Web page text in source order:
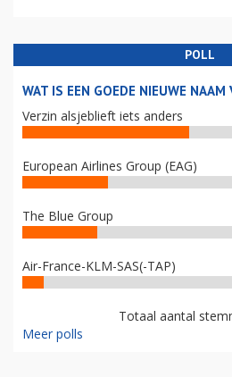
POLL
WAT IS EEN GOEDE NIEUWE NAAM
Verzin alsjeblieft iets anders
European Airlines Group (EAG)
The Blue Group
Air-France-KLM-SAS(-TAP)
Totaal aantal
Meer polls